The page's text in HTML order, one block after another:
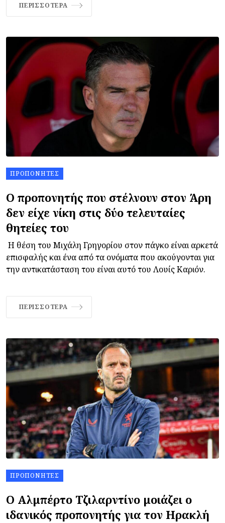
ΠΕΡΙΣΣΌΤΕΡΑ
ΠΡΟΠΟΝΗΤΈΣ
Ο προπονητής που στέλνουν στον Άρη
δεν είχε νίκη στις δύο τελευταίες
θητείες του
Η θέση του Μιχάλη Γρηγορίου στον πάγκο είναι αρκετά
επισφαλής και ένα από τα ονόματα που ακούγονται για
την αντικατάσταση του είναι αυτό του Λουίς Καριόν.
ΠΕΡΙΣΣΌΤΕΡΑ
ΠΡΟΠΟΝΗΤΈΣ
Ο Αλμπέρτο Τζιλαρντίνο μοιάζει ο
ιδανικός προπονητής για τον Ηρακλή